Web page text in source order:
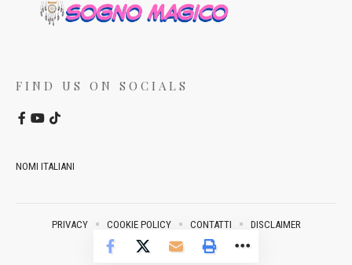
FIND US ON SOCIALS
NOMI ITALIANI
© 2022 Sogno Magico. All Rights Reserved.
PRIVACY COOKIE POLICY CONTATTI DISCLAIMER